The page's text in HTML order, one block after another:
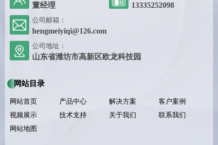
董经理 13335252098
公司邮箱：
hengmeiyiqi@126.com
公司地址：
山东省潍坊市高新区欧龙科技园
网站目录
网站首页 产品中心 解决方案
客户案例
视频展示
技术支持 关于我们
联系我们
网站地图